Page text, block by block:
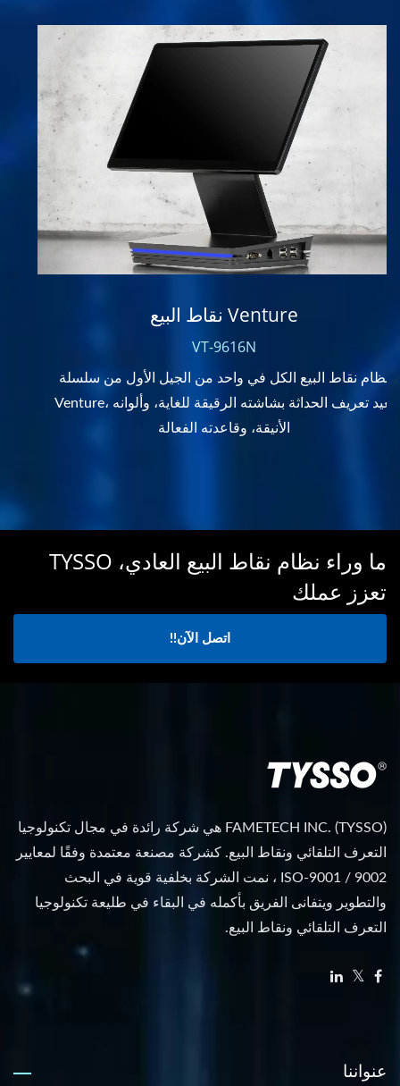
نقاط البيع Venture
VT-9616N
نظام نقاط البيع الكل في واحد من الجيل الأول من سلسلة
Venture، يعيد تعريف الحداثة بشاشته الرقيقة للغاية، وألوانه
الأنيقة، وقاعدته الفعالة
ما وراء نظام نقاط البيع العادي، TYSSO
تعزز عملك
اتصل الآن!!
FAMETECH INC. (TYSSO) هي شركة رائدة في مجال تكنولوجيا
التعرف التلقائي ونقاط البيع. كشركة مصنعة معتمدة وفقًا لمعايير
ISO-9001 / 9002 ، نمت الشركة بخلفية قوية في البحث
والتطوير ويتفانى الفريق بأكمله في البقاء في طليعة تكنولوجيا
التعرف التلقائي ونقاط البيع.
عنواننا